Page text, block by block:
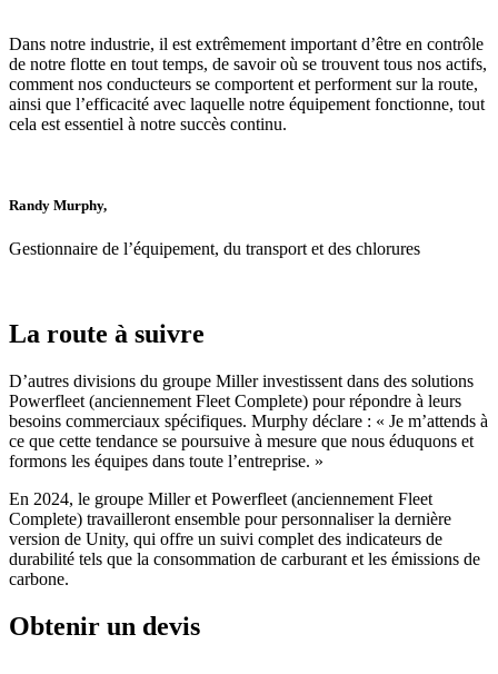
Dans notre industrie, il est extrêmement important d’être en contrôle
de notre flotte en tout temps, de savoir où se trouvent tous nos actifs,
comment nos conducteurs se comportent et performent sur la route,
ainsi que l’efficacité avec laquelle notre équipement fonctionne, tout
cela est essentiel à notre succès continu.
Randy Murphy,
Gestionnaire de l’équipement, du transport et des chlorures
La route à suivre
D’autres divisions du groupe Miller investissent dans des solutions
Powerfleet (anciennement Fleet Complete) pour répondre à leurs
besoins commerciaux spécifiques. Murphy déclare : « Je m’attends à
ce que cette tendance se poursuive à mesure que nous éduquons et
formons les équipes dans toute l’entreprise. »
En 2024, le groupe Miller et Powerfleet (anciennement Fleet
Complete) travailleront ensemble pour personnaliser la dernière
version de Unity, qui offre un suivi complet des indicateurs de
durabilité tels que la consommation de carburant et les émissions de
carbone.
Obtenir un devis